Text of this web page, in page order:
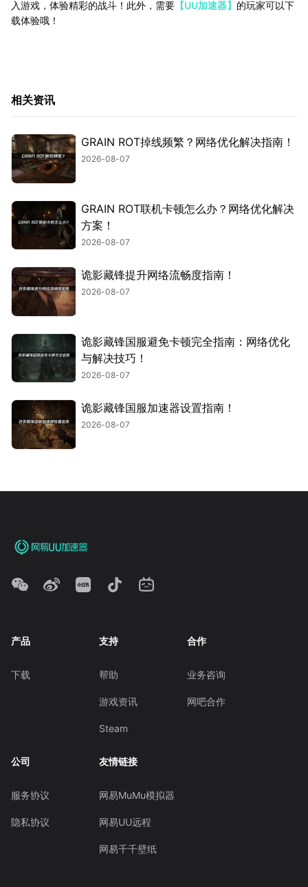
入游戏，体验精彩的战斗！此外，需要 【UU加速器】 的玩家可以下
载体验哦！
相关资讯
GRAIN ROT掉线频繁？网络优化解决指南！
2026-08-07
GRAIN ROT联机卡顿怎么办？网络优化解决
方案！
2026-08-07
诡影藏锋提升网络流畅度指南！
2026-08-07
诡影藏锋国服避免卡顿完全指南：网络优化
与解决技巧！
2026-08-07
诡影藏锋国服加速器设置指南！
2026-08-07
产品
下载
支持
帮助
游戏资讯
Steam
合作
业务咨询
网吧合作
公司
服务协议
隐私协议
友情链接
网易MuMu模拟器
网易UU远程
网易千千壁纸